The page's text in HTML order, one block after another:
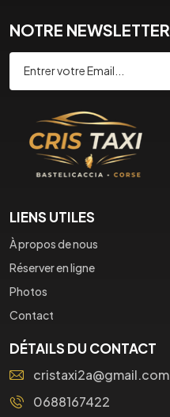
NOTRE NEWSLETTER
LIENS UTILES
À propos de nous
Réserver en ligne
Photos
Contact
DÉTAILS DU CONTACT
cristaxi2a@gmail.com
0688167422